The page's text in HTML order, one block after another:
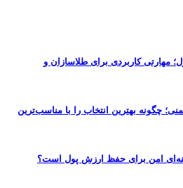
مهارتی کاربردی برای طلاسازان و
چگونه بهترین انتخاب را با مناسب‌ترین
امن برای حفظ ارزش پول است؟